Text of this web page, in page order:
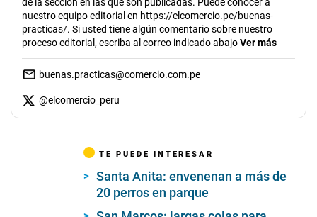
nuestro equipo editorial en https://elcomercio.pe/buenas-
practicas/. Si usted tiene algún comentario sobre nuestro
proceso editorial, escriba al correo indicado abajoVer más
buenas.practicas@comercio.com.pe
@elcomercio_peru
TE PUEDE INTERESAR
Santa Anita: envenenan a más de
20 perros en parque